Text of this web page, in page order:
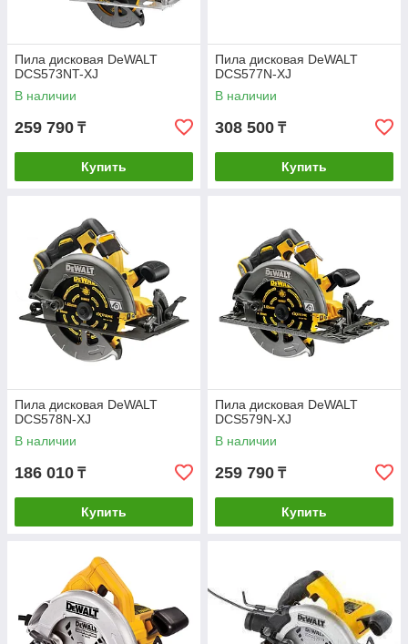
Пила дисковая DeWALT
DCS573NT-XJ
В наличии
259 790 ₸
Купить
Пила дисковая DeWALT
DCS577N-XJ
В наличии
308 500 ₸
Купить
Пила дисковая DeWALT
DCS578N-XJ
В наличии
186 010 ₸
Купить
Пила дисковая DeWALT
DCS579N-XJ
В наличии
259 790 ₸
Купить